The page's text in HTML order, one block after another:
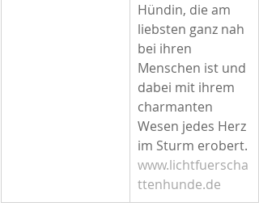
Hündin, die am
liebsten ganz nah
bei ihren
Menschen ist und
dabei mit ihrem
charmanten
Wesen jedes Herz
im Sturm erobert.
www.lichtfuerscha
ttenhunde.de